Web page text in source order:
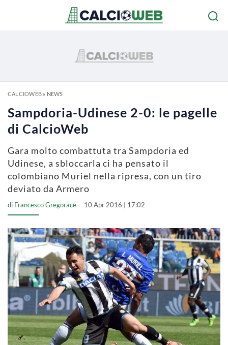
CALCIOWEB» NEWS
Sampdoria-Udinese 2-0: le pagelle
di CalcioWeb
Gara molto combattuta tra Sampdoria ed
Udinese, a sbloccarla ci ha pensato il
colombiano Muriel nella ripresa, con un tiro
deviato da Armero
di Francesco Gregorace 10 Apr 2016 | 17:02